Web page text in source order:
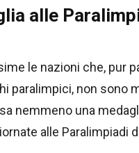
alle
le nazioni che, pur
paralimpici, non sono
nemmeno una
alle Paralimpiadi